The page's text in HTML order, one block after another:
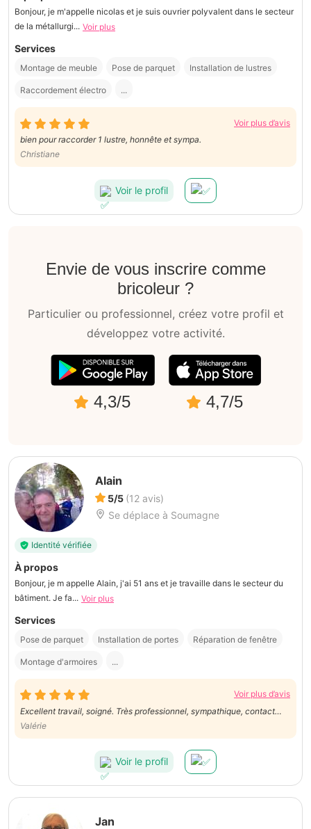
Bonjour, je m'appelle nicolas et je suis ouvrier polyvalent dans le secteur
de la métallurgi... Voir plus
Services
Montage de meuble Pose de parquet Installation de lustres
Raccordement électro ...
Voir plus d’avis
bien pour raccorder 1 lustre, honnête et sympa.
Christiane
Voir le profil
Envie de vous inscrire comme
bricoleur ?
Particulier ou professionnel, créez votre profil et
développez votre activité.
4,3/5 4,7/5
Alain
5/5 (12 avis)
Se déplace à Soumagne
Identité vérifiée
À propos
Bonjour, je m appelle Alain, j'ai 51 ans et je travaille dans le secteur du
bâtiment. Je fa... Voir plus
Services
Pose de parquet Installation de portes Réparation de fenêtre
Montage d'armoires ...
Voir plus d’avis
Excellent travail, soigné. Très professionnel, sympathique, contact
facile. Je recommande sans hésitation.
Valérie
Voir le profil
Jan